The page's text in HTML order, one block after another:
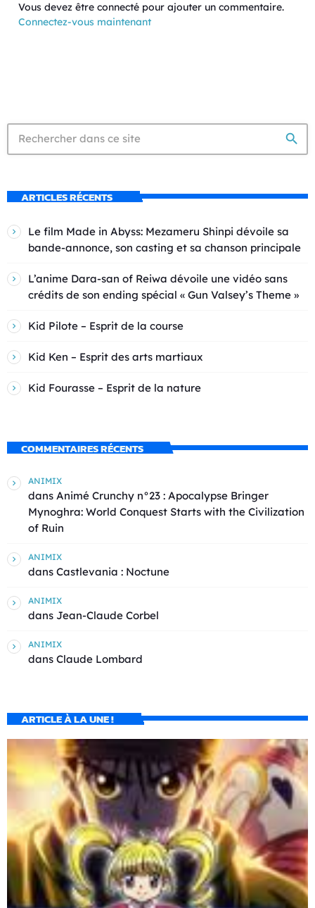
Vous devez être connecté pour ajouter un commentaire.
Connectez-vous maintenant
search
ARTICLES RÉCENTS
Le film Made in Abyss: Mezameru Shinpi dévoile sa
bande-annonce, son casting et sa chanson principale
L’anime Dara-san of Reiwa dévoile une vidéo sans
crédits de son ending spécial « Gun Valsey’s Theme »
Kid Pilote – Esprit de la course
Kid Ken – Esprit des arts martiaux
Kid Fourasse – Esprit de la nature
COMMENTAIRES RÉCENTS
ANIMIX
dans Animé Crunchy n°23 : Apocalypse Bringer
Mynoghra: World Conquest Starts with the Civilization
of Ruin
ANIMIX
dans Castlevania : Noctune
ANIMIX
dans Jean-Claude Corbel
ANIMIX
dans Claude Lombard
ARTICLE À LA UNE !